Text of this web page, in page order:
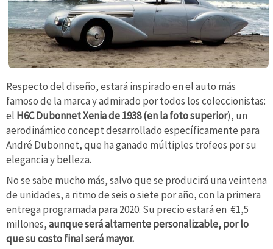
Respecto del diseño, estará inspirado en el auto más
famoso de la marca y admirado por todos los coleccionistas:
el H6C Dubonnet Xenia de 1938 (en la foto superior), un
aerodinámico concept desarrollado específicamente para
André Dubonnet, que ha ganado múltiples trofeos por su
elegancia y belleza.
No se sabe mucho más, salvo que se producirá una veintena
de unidades, a ritmo de seis o siete por año, con la primera
entrega programada para 2020. Su precio estará en €1,5
millones,aunque será altamente personalizable, por lo
que su costo final será mayor.